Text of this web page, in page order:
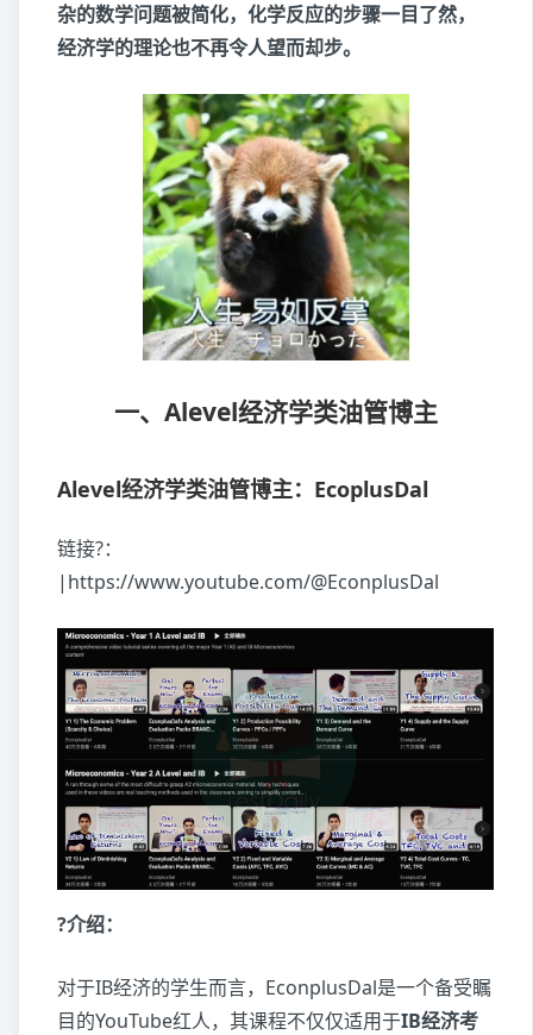
杂的数学问题被简化，化学反应的步骤一目了然，
经济学的理论也不再令人望而却步。
一、Alevel经济学类油管博主
Alevel经济学类油管博主：EcoplusDal
链接?：
|https://www.youtube.com/@EconplusDal
?介绍：
对于IB经济的学生而言，EconplusDal是一个备受瞩
目的YouTube红人，其课程不仅仅适用于IB经济考